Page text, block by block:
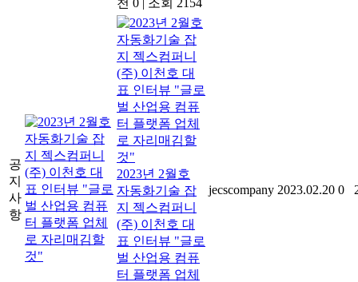
천 0 | 조회 2154
공
지
사
항
2023년 2월호
자동화기술 잡
지 젝스컴퍼니
(주) 이천호 대
표 인터뷰 "글로
벌 산업용 컴퓨
터 플랫폼 업체
jecscompany 2023.02.20 0